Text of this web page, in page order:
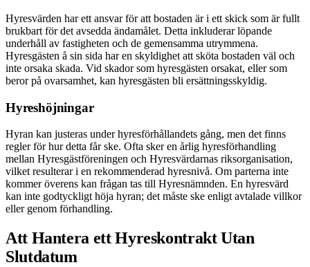
Hyresvärden har ett ansvar för att bostaden är i ett skick som är fullt
brukbart för det avsedda ändamålet. Detta inkluderar löpande
underhåll av fastigheten och de gemensamma utrymmena.
Hyresgästen å sin sida har en skyldighet att sköta bostaden väl och
inte orsaka skada. Vid skador som hyresgästen orsakat, eller som
beror på ovarsamhet, kan hyresgästen bli ersättningsskyldig.
Hyreshöjningar
Hyran kan justeras under hyresförhållandets gång, men det finns
regler för hur detta får ske. Ofta sker en årlig hyresförhandling
mellan Hyresgästföreningen och Hyresvärdarnas riksorganisation,
vilket resulterar i en rekommenderad hyresnivå. Om parterna inte
kommer överens kan frågan tas till Hyresnämnden. En hyresvärd
kan inte godtyckligt höja hyran; det måste ske enligt avtalade villkor
eller genom förhandling.
Att Hantera ett Hyreskontrakt Utan
Slutdatum